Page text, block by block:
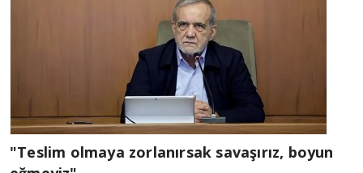
"Teslim olmaya zorlanırsak savaşırız, boyun